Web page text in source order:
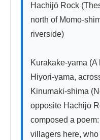
Hachijō Rock
north of Momo-
riverside)
Kurakake-yama
Hiyori-yama,
Kinumaki-shima
opposite Hachijō
composed a
villagers here,